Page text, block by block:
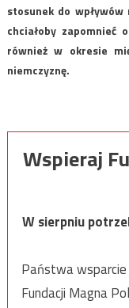
stosunek do
chciałoby zapomnieć
również w okresie
niemczyznę.
Wspieraj
W sierpniu
Państwa
Fundacji Magna